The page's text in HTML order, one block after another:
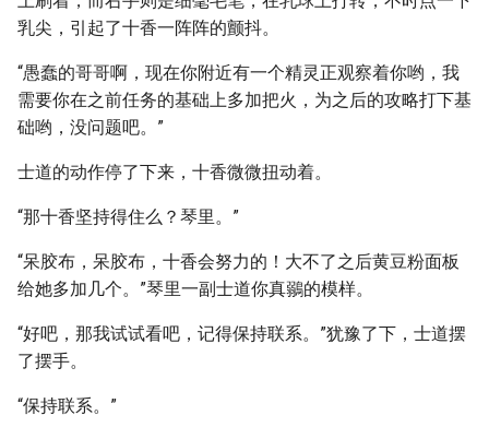
乳尖，引起了十香一阵阵的颤抖。
“愚蠢的哥哥啊，现在你附近有一个精灵正观察着你哟，我
需要你在之前任务的基础上多加把火，为之后的攻略打下基
础哟，没问题吧。”
士道的动作停了下来，十香微微扭动着。
“那十香坚持得住么？琴里。”
“呆胶布，呆胶布，十香会努力的！大不了之后黄豆粉面板
给她多加几个。”琴里一副士道你真鶸的模样。
“好吧，那我试试看吧，记得保持联系。”犹豫了下，士道摆
了摆手。
“保持联系。”